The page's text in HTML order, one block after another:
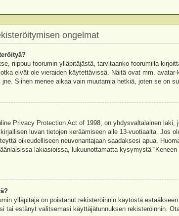
ongelmat
riippuu foorumin ylläpitäjästä, tarvitaanko foorumilla
eivät ole vieraiden käytettävissä. Näitä ovat mm.
Siihen menee aikaa vain muutamia hetkiä, joten se on
Privacy Protection Act of 1998, on yhdysvaltalainen
luvan tietojen keräämiseen alle 13-vuotiaalta. Jos
oikeudelliseen neuvonantajaan saadaksesi apua.
lakiasioissa, lukuunottamatta kysymystä
ylläpitäjä on poistanut rekisteröinnin käytöstä
tai estänyt valitsemasi käyttäjätunnuksen rekisteröinnin.